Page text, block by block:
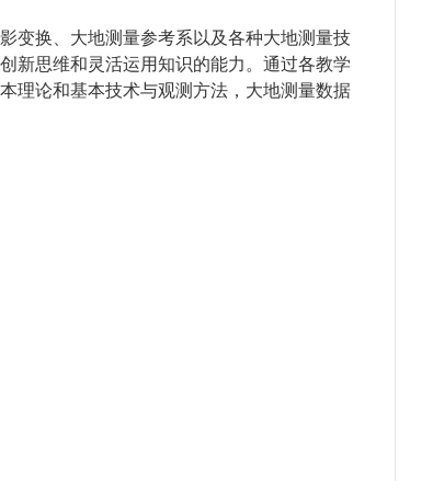
变换、大地测量参考系以及各种大地测量技
新思维和灵活运用知识的能力。通过各教学
理论和基本技术与观测方法，大地测量数据